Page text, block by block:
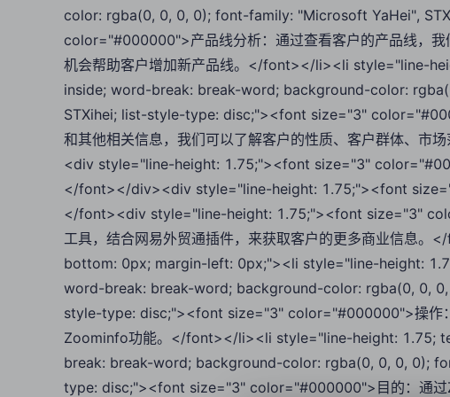
color: rgba(0, 0, 0, 0); font-family: "Microsoft YaHei",
color="#000000">产品线分析：通过查看客户的产品线，我
机会帮助客户增加新产品线。</font></li><li style="line-
inside; word-break: break-word; background-color:
STXihei; list-style-type: disc;"><font size="3"
和其他相关信息，我们可以了解客户的性质、客户群体、
<div style="line-height: 1.75;"><font size="3"
</font></div><div style="line-height: 1.75;"><font
</font><div style="line-height: 1.75;"><font size="3"
工具，结合网易外贸通插件，来获取客户的更多商业信息
bottom: 0px; margin-left: 0px;"><li style="line-height:
word-break: break-word; background-color: rgba(0, 0,
style-type: disc;"><font size="3" color="#000000">操作
Zoominfo功能。</font></li><li style="line-height: 1.75;
break: break-word; background-color: rgba(0, 0, 0, 0);
type: disc;"><font size="3" color="#000000">目的：通过